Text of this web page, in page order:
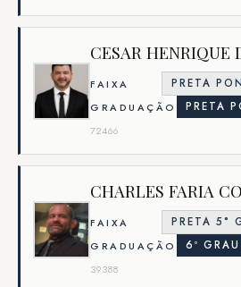
CESAR HENRIQUE
FAIXA
PRETA
GRADUAÇÃO
PRETA
72466
CHARLES FARIA
FAIXA
PRETA 5°
GRADUAÇÃO
6º GRAU
39388